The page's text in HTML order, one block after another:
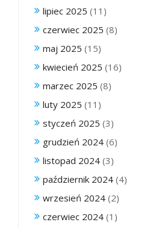
lipiec 2025 (11)
czerwiec 2025 (8)
maj 2025 (15)
kwiecień 2025 (16)
marzec 2025 (8)
luty 2025 (11)
styczeń 2025 (3)
grudzień 2024 (6)
listopad 2024 (3)
październik 2024 (4)
wrzesień 2024 (2)
czerwiec 2024 (1)